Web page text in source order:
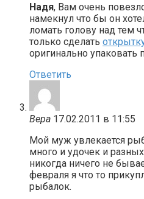
Надя, Вам очень
намекнул что бы он
ломать голову над тем
только сделать
оригинально упаковать
Ответить
Вера 17.02.2011 в 11:55
Мой муж увлекается
много и удочек и
никогда ничего не
февраля я что то
рыбалок.